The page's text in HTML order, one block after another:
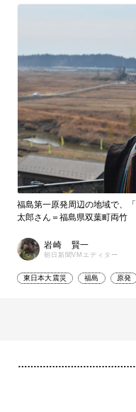
福島第一原発周辺の地域で、
太郎さん＝福島県双葉町両竹
岩崎 賢一
朝日新聞VMエディター
東日本大震災 福島 原発